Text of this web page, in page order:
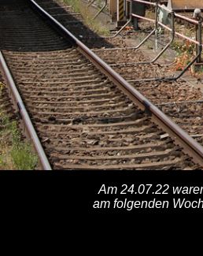
Am 24.07.22
am folgenden